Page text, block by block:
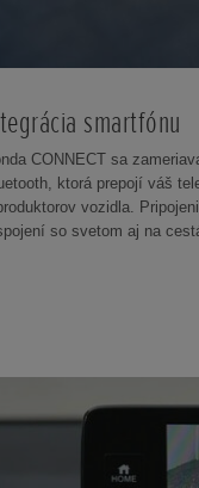
smartfónu
CONNECT sa
ktorá prepojí váš
vozidla.
so svetom aj na